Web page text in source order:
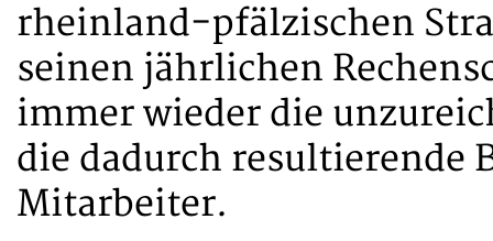
rheinland-pfälzischen
seinen jährlichen
immer wieder die
die dadurch resultierende
Mitarbeiter.